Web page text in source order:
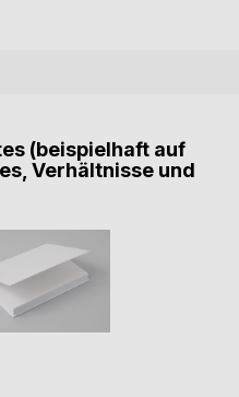
(beispielhaft auf
Verhältnisse und